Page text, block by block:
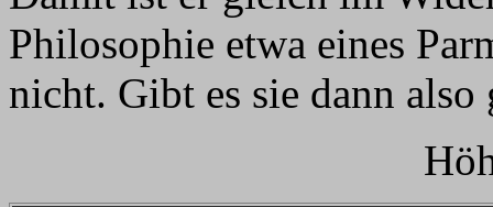
Philosophie etwa eines
nicht. Gibt es sie dann